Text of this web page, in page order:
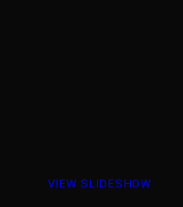
VIEW SLIDESHOW